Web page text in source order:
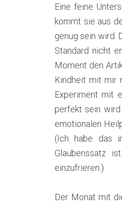
Eine feine
kommt sie aus
genug sein wird.
Standard nicht
Moment den
Kindheit mit mir
Experiment mit
perfekt sein wird
emotionalen
(Ich habe das
Glaubenssatz
einzufrieren.)
Der Monat mit